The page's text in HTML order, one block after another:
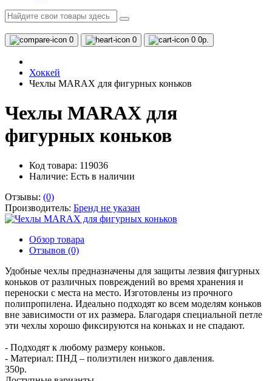
0 0 0 0р.
Хоккей
Чехлы MARAX для фигурных коньков
Чехлы MARAX для
фигурных коньков
Код товара: 119036
Наличие: Есть в наличии
Отзывы: (0)
Производитель: Бренд не указан
Обзор товара
Отзывов (0)
Удобные чехлы предназначены для защиты лезвия фигурных
коньков от различных повреждений во время хранения и
переноски с места на место. Изготовлены из прочного
полипропилена. Идеально подходят ко всем моделям коньков
вне зависимости от их размера. Благодаря специальной петле
эти чехлы хорошо фиксируются на коньках и не спадают.
- Подходят к любому размеру коньков.
- Материал: ПНД – полиэтилен низкого давления.
350р.